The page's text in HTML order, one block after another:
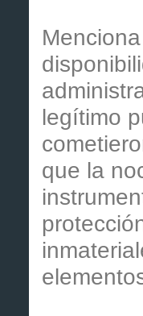
legítimo
que la